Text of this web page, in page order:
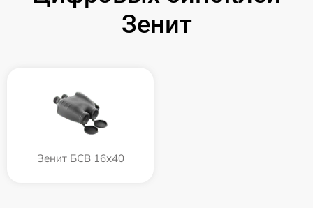
Зенит
Зенит БСВ 16х40